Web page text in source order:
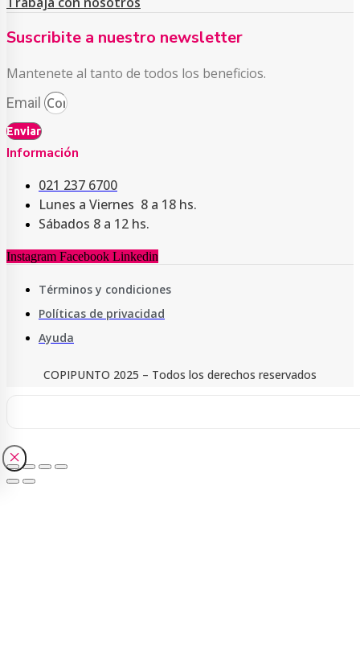
Suscribite a nuestro newsletter
Mantenete al tanto de todos los beneficios.
Email
Enviar
Información
021 237 6700
Lunes a Viernes 8 a 18 hs.
Sábados 8 a 12 hs.
Instagram Facebook Linkedin
Términos y condiciones
Políticas de privacidad
Ayuda
COPIPUNTO 2025 – Todos los derechos reservados